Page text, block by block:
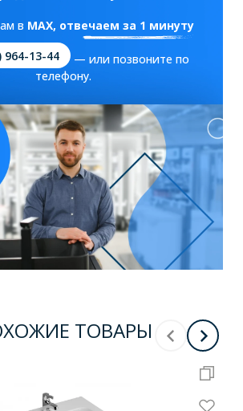
в MAX, отвечаем за 1 минуту
964-13-44
— или позвоните по
телефону.
ТОВАРЫ